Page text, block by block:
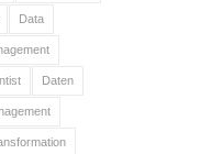
Data
Daten